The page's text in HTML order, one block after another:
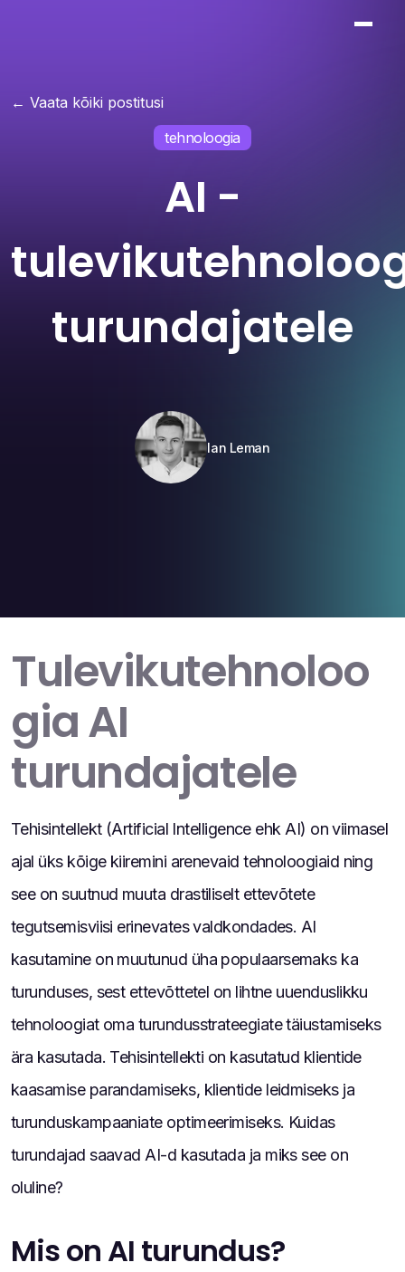
← Vaata kõiki postitusi
tehnoloogia
AI -
turundajatele
Ian Leman
Tulevikutehnoloo
gia AI
turundajatele
Tehisintellekt (Artificial Intelligence ehk AI) on viimasel
ajal üks kõige kiiremini arenevaid tehnoloogiaid ning
see on suutnud muuta drastiliselt ettevõtete
tegutsemisviisi erinevates valdkondades. AI
kasutamine on muutunud üha populaarsemaks ka
turunduses, sest ettevõttetel on lihtne uuenduslikku
tehnoloogiat oma turundusstrateegiate täiustamiseks
ära kasutada. Tehisintellekti on kasutatud klientide
kaasamise parandamiseks, klientide leidmiseks ja
turunduskampaaniate optimeerimiseks. Kuidas
turundajad saavad AI-d kasutada ja miks see on
oluline?
Mis on AI turundus?